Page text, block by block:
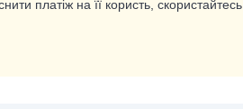
платіж на її користь, скористайтесь